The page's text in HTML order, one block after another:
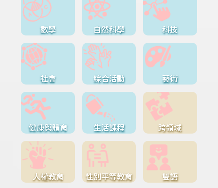
數學 自然科學 科技
社會 綜合活動 藝術
健康與體育 生活課程 跨領域
人權教育 性別平等教育 雙語